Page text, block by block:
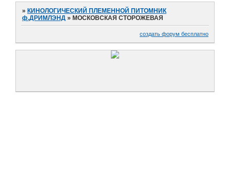
»КИНОЛОГИЧЕСКИЙ ПЛЕМЕННОЙ ПИТОМНИК
ф.ДРИМЛЭНД »МОСКОВСКАЯ СТОРОЖЕВАЯ
создать форум бесплатно